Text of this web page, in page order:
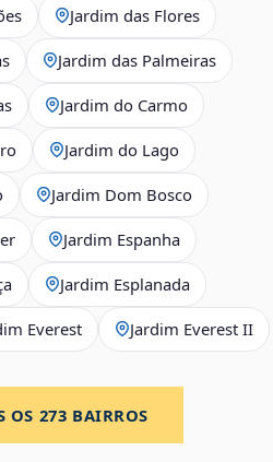
Jardim das Flores
Jardim das Palmeiras
Jardim do Carmo
Jardim do Lago
Jardim Dom Bosco
Jardim Espanha
Jardim Esplanada
Everest Jardim Everest II
OS 273 BAIRROS